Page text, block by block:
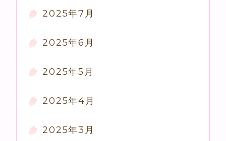
2025年7月
2025年6月
2025年5月
2025年4月
2025年3月